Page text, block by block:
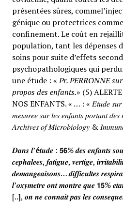
présentées sûres,
génique ou protectrices
confinement. Le coût en
population, tant les dépenses
soins pour suite d’effets
psychopathologiques qui
une étude : «Pr. PERRONNE
propos des enfants.» (5)
NOS ENFANTS. « … : « 𝐸𝑡𝑢𝑑𝑒 𝑠𝑢𝑟
𝑚𝑒𝑠𝑢𝑟𝑒𝑒 𝑠𝑢𝑟 𝑙𝑒𝑠 𝑒𝑛𝑓𝑎𝑛𝑡𝑠 𝑝𝑜𝑟𝑡𝑎𝑛𝑡
𝐴𝑟𝑐ℎ𝑖𝑣𝑒𝑠 𝑜𝑓 𝑀𝑖𝑐𝑟𝑜𝑏𝑖𝑜𝑙𝑜𝑔𝑦 &
𝑫𝒂𝒏𝒔 𝒍’é𝒕𝒖𝒅𝒆 : 𝟱𝟲% 𝒅𝒆𝒔 𝒆𝒏𝒇𝒂𝒏𝒕𝒔
𝒄𝒆𝒑𝒉𝒂𝒍𝒆𝒆𝒔, 𝒇𝒂𝒕𝒊𝒈𝒖𝒆, 𝒗𝒆𝒓𝒕𝒊𝒈𝒆,
𝒅𝒆𝒎𝒂𝒏𝒈𝒆𝒂𝒊𝒔𝒐𝒏𝒔… 𝒅𝒊𝒇𝒇𝒊𝒄𝒖𝒍𝒕𝒆𝒔
𝒍’𝒐𝒙𝒚𝒎𝒆𝒕𝒓𝒆 𝒐𝒏𝒕 𝒎𝒐𝒏𝒕𝒓𝒆 𝒒𝒖𝒆 𝟭𝟱%
[..], 𝒐𝒏 𝒏𝒆 𝒄𝒐𝒏𝒏𝒂𝒊𝒕 𝒑𝒂𝒔 𝒍𝒆𝒔